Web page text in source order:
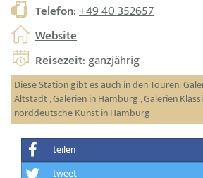
Telefon:+49 40 352657
Website
Reisezeit: ganzjährig
Diese Station gibt es auch in den Touren:
Altstadt,Galerien in Hamburg ,Galerien
norddeutsche Kunst in Hamburg
teilen
tweet